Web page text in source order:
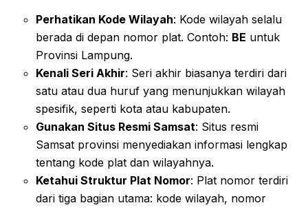
Perhatikan Kode Wilayah: Kode wilayah selalu
berada di depan nomor plat. Contoh: BE untuk
Provinsi Lampung.
Kenali Seri Akhir: Seri akhir biasanya terdiri dari
satu atau dua huruf yang menunjukkan wilayah
spesifik, seperti kota atau kabupaten.
Gunakan Situs Resmi Samsat: Situs resmi
Samsat provinsi menyediakan informasi lengkap
tentang kode plat dan wilayahnya.
Ketahui Struktur Plat Nomor: Plat nomor terdiri
dari tiga bagian utama: kode wilayah, nomor